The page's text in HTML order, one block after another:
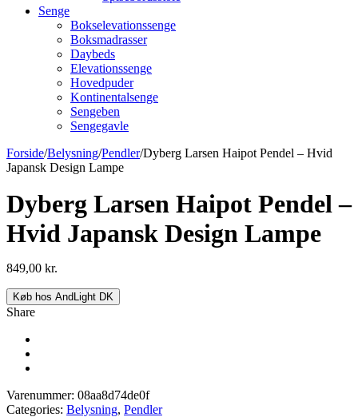
Senge
Bokselevationssenge
Boksmadrasser
Daybeds
Elevationssenge
Hovedpuder
Kontinentalsenge
Sengeben
Sengegavle
Forside/Belysning/Pendler/Dyberg Larsen Haipot Pendel – Hvid
Japansk Design Lampe
Dyberg Larsen Haipot Pendel –
Hvid Japansk Design Lampe
849,00 kr.
Køb hos AndLight DK
Share
Varenummer: 08aa8d74de0f
Categories: Belysning, Pendler